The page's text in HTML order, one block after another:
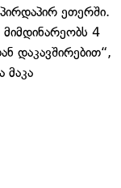
ეთერში.
მიმდინარეობს 4
დაკავშირებით“,
მაკა